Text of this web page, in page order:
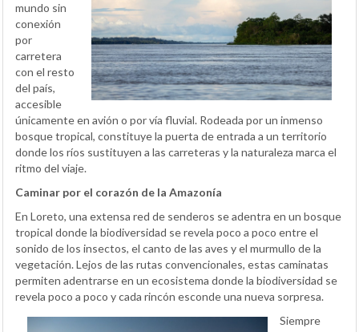
mundo sin
conexión
por
carretera
con el resto
del país,
accesible
únicamente en avión o por vía fluvial. Rodeada por un inmenso
bosque tropical, constituye la puerta de entrada a un territorio
donde los ríos sustituyen a las carreteras y la naturaleza marca el
ritmo del viaje.
Caminar por el corazón de la Amazonía
En Loreto, una extensa red de senderos se adentra en un bosque
tropical donde la biodiversidad se revela poco a poco entre el
sonido de los insectos, el canto de las aves y el murmullo de la
vegetación. Lejos de las rutas convencionales, estas caminatas
permiten adentrarse en un ecosistema donde la biodiversidad se
revela poco a poco y cada rincón esconde una nueva sorpresa.
Siempre